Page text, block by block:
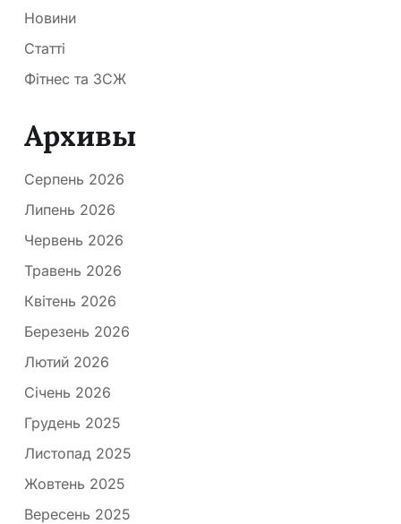
Новини
Статті
Фітнес та ЗСЖ
Архивы
Серпень 2026
Липень 2026
Червень 2026
Травень 2026
Квітень 2026
Березень 2026
Лютий 2026
Січень 2026
Грудень 2025
Листопад 2025
Жовтень 2025
Вересень 2025